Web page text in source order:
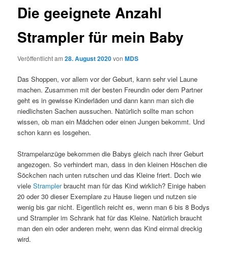
Die geeignete Anzahl
Strampler für mein Baby
Veröffentlicht am28. August 2020vonMDS
Das Shoppen, vor allem vor der Geburt, kann sehr viel Laune
machen. Zusammen mit der besten Freundin oder dem Partner
geht es in gewisse Kinderläden und dann kann man sich die
niedlichsten Sachen aussuchen. Natürlich sollte man schon
wissen, ob man ein Mädchen oder einen Jungen bekommt. Und
schon kann es losgehen.
Strampelanzüge bekommen die Babys gleich nach ihrer Geburt
angezogen. So verhindert man, dass in den kleinen Höschen die
Söckchen nach unten rutschen und das Kleine friert. Doch wie
vieleStramplerbraucht man für das Kind wirklich? Einige haben
20 oder 30 dieser Exemplare zu Hause liegen und nutzen sie
wenig bis gar nicht. Eigentlich reicht es, wenn man 6 bis 8 Bodys
und Strampler im Schrank hat für das Kleine. Natürlich braucht
man den ein oder anderen mehr, wenn das Kind einmal dreckig
wird.